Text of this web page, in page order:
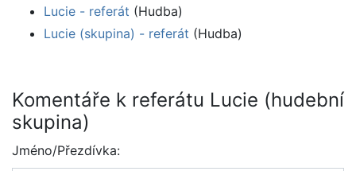
Lucie - referát (Hudba)
Lucie (skupina) - referát (Hudba)
Komentáře k referátu Lucie (hudební
skupina)
Jméno/Přezdívka: